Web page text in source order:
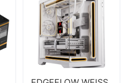
Bronze Desktop-
PC-Netzteil
ESB650W